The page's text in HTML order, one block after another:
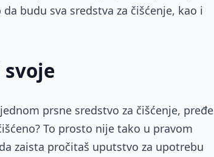
budu sva sredstva za čišćenje, kao i
prsne sredstvo za čišćenje, pređe
To prosto nije tako u pravom
zaista pročitaš uputstvo za upotrebu